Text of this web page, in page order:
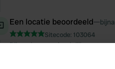
Een locatie beoordeeld—
Sitecode: 103064
Bij aankomst vriendelijke